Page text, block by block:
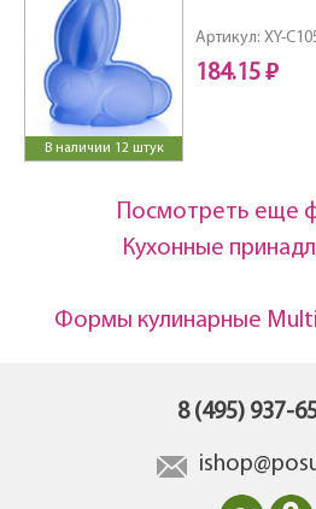
В наличии 12 штук
Артикул: XY-
184.15 ₽
Посмотреть еще
Кухонные
Формы кулинарные
8 (495) 937-